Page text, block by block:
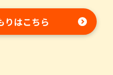
りはこちら